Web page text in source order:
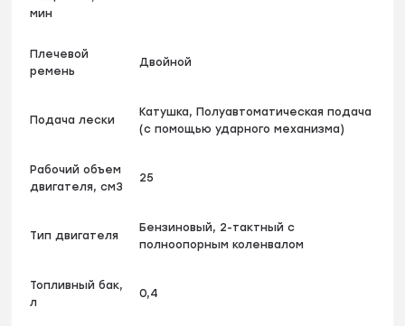
мин
Плечевой
ремень
Двойной
Подача лески
Катушка, Полуавтоматическая подача
(с помощью ударного механизма)
Рабочий объем
двигателя, см3
25
Тип двигателя
Бензиновый, 2-тактный с
полноопорным коленвалом
Топливный бак,
л
0,4